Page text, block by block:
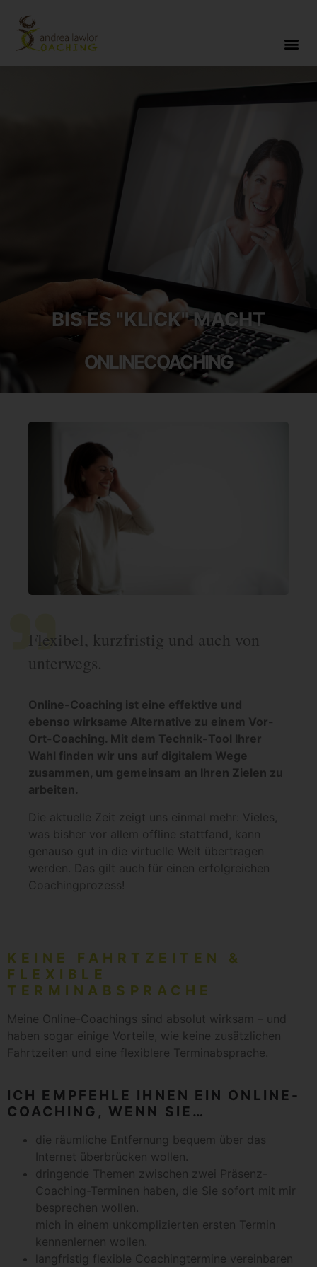
BIS ES "KLICK" MACHT
ONLINECOACHING
Flexibel, kurzfristig und auch von
unterwegs.
Online-Coaching ist eine effektive und
ebenso wirksame Alternative zu einem Vor-
Ort-Coaching. Mit dem Technik-Tool Ihrer
Wahl finden wir uns auf digitalem Wege
zusammen, um gemeinsam an Ihren Zielen zu
arbeiten.
Die aktuelle Zeit zeigt uns einmal mehr: Vieles,
was bisher vor allem offline stattfand, kann
genauso gut in die virtuelle Welt übertragen
werden. Das gilt auch für einen erfolgreichen
Coachingprozess!
KEINE FAHRTZEITEN &
FLEXIBLE
TERMINABSPRACHE
Meine Online-Coachings sind absolut wirksam – und
haben sogar einige Vorteile, wie keine zusätzlichen
Fahrtzeiten und eine flexiblere Terminabsprache.
ICH EMPFEHLE IHNEN EIN ONLINE-
COACHING, WENN SIE…
die räumliche Entfernung bequem über das
Internet überbrücken wollen.
dringende Themen zwischen zwei Präsenz-
Coaching-Terminen haben, die Sie sofort mit mir
besprechen wollen.
mich in einem unkomplizierten ersten Termin
kennenlernen wollen.
langfristig flexible Coachingtermine vereinbaren